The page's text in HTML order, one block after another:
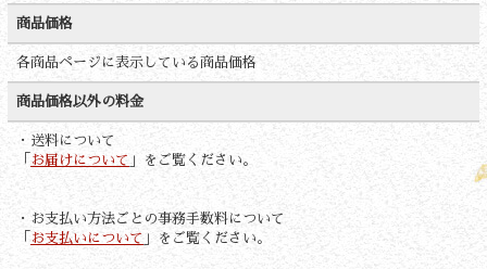
商品価格
各商品ページに表示している商品価格
商品価格以外の料金
・送料について
「 お届けについて 」をご覧ください。
・お支払い方法ごとの事務手数料について
「 お支払いについて 」をご覧ください。